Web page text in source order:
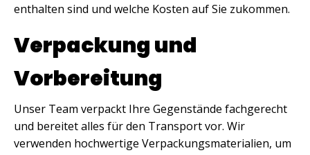
enthalten sind und welche Kosten auf Sie zukommen.
Verpackung und
Vorbereitung
Unser Team verpackt Ihre Gegenstände fachgerecht
und bereitet alles für den Transport vor. Wir
verwenden hochwertige Verpackungsmaterialien, um